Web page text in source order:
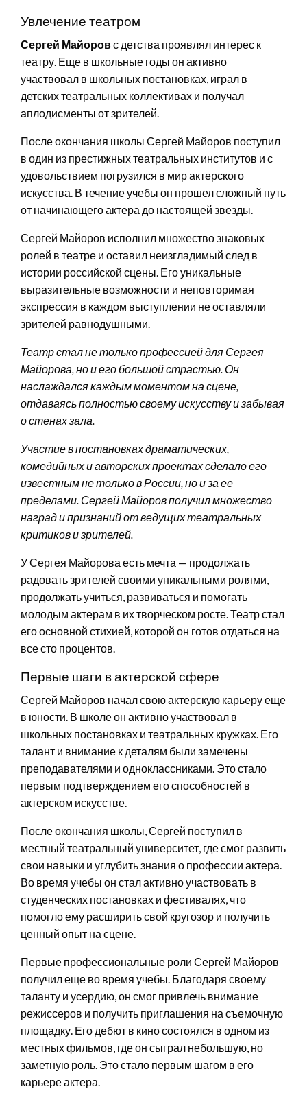
Увлечение театром
Сергей Майоровс детства проявлял интерес к
театру. Еще в школьные годы он активно
участвовал в школьных постановках, играл в
детских театральных коллективах и получал
аплодисменты от зрителей.
После окончания школы Сергей Майоров поступил
в один из престижных театральных институтов и с
удовольствием погрузился в мир актерского
искусства. В течение учебы он прошел сложный путь
от начинающего актера до настоящей звезды.
Сергей Майоров исполнил множество знаковых
ролей в театре и оставил неизгладимый след в
истории российской сцены. Его уникальные
выразительные возможности и неповторимая
экспрессия в каждом выступлении не оставляли
зрителей равнодушными.
Театр стал не только профессией для Сергея
Майорова, но и его большой страстью. Он
наслаждался каждым моментом на сцене,
отдаваясь полностью своему искусству и забывая
о стенах зала.
Участие в постановках драматических,
комедийных и авторских проектах сделало его
известным не только в России, но и за ее
пределами. Сергей Майоров получил множество
наград и признаний от ведущих театральных
критиков и зрителей.
У Сергея Майорова есть мечта — продолжать
радовать зрителей своими уникальными ролями,
продолжать учиться, развиваться и помогать
молодым актерам в их творческом росте. Театр стал
его основной стихией, которой он готов отдаться на
все сто процентов.
Первые шаги в актерской сфере
Сергей Майоров начал свою актерскую карьеру еще
в юности. В школе он активно участвовал в
школьных постановках и театральных кружках. Его
талант и внимание к деталям были замечены
преподавателями и одноклассниками. Это стало
первым подтверждением его способностей в
актерском искусстве.
После окончания школы, Сергей поступил в
местный театральный университет, где смог развить
свои навыки и углубить знания о профессии актера.
Во время учебы он стал активно участвовать в
студенческих постановках и фестивалях, что
помогло ему расширить свой кругозор и получить
ценный опыт на сцене.
Первые профессиональные роли Сергей Майоров
получил еще во время учебы. Благодаря своему
таланту и усердию, он смог привлечь внимание
режиссеров и получить приглашения на съемочную
площадку. Его дебют в кино состоялся в одном из
местных фильмов, где он сыграл небольшую, но
заметную роль. Это стало первым шагом в его
карьере актера.